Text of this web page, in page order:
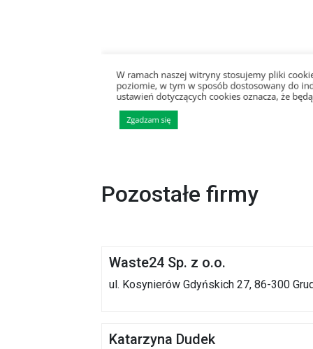
Pozostałe firmy
Waste24 Sp. z o.o.
ul. Kosynierów Gdyńskich 27, 86-300
Katarzyna Dudek